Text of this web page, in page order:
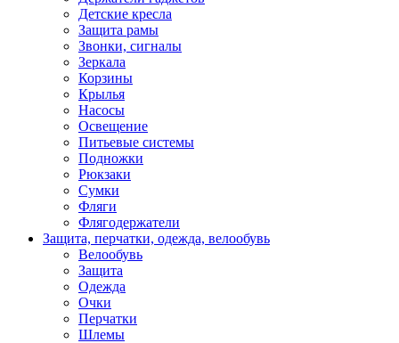
Детские кресла
Защита рамы
Звонки, сигналы
Зеркала
Корзины
Крылья
Насосы
Освещение
Питьевые системы
Подножки
Рюкзаки
Сумки
Фляги
Флягодержатели
Защита, перчатки, одежда, велообувь
Велообувь
Защита
Одежда
Очки
Перчатки
Шлемы